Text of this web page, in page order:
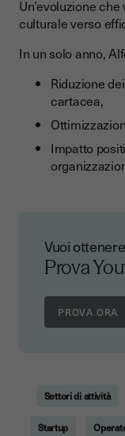
Un’evoluzione
culturale verso
In un solo anno,
Riduzione
cartacea,
Impatto
Vuoi
Prova
PROVA ORA
Settori di attività
Startup